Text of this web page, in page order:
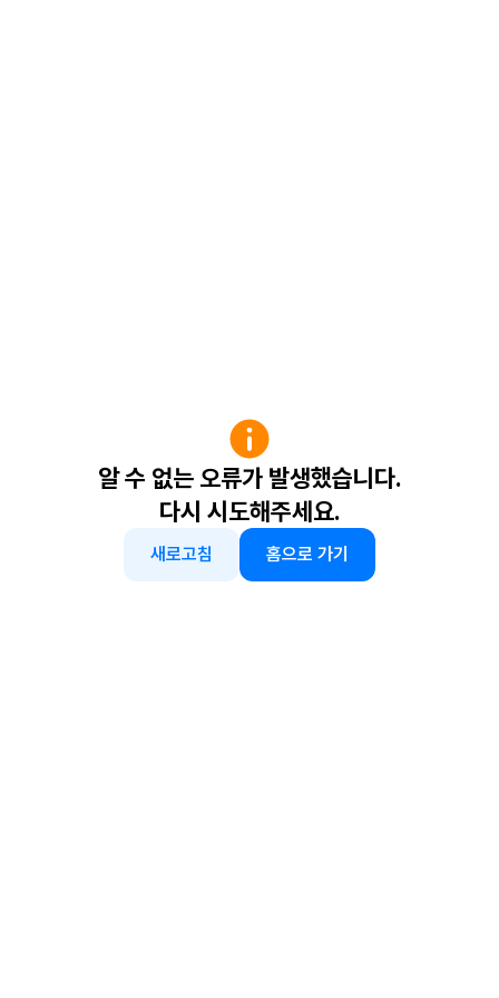
알 수 없는 오류가 발생했습니다.
다시 시도해주세요.
새로고침 홈으로 가기